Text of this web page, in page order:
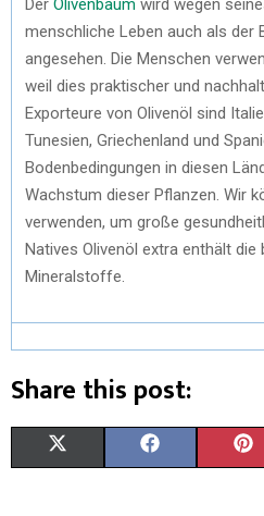
menschliche Leben auch als der
angesehen. Die Menschen
weil dies praktischer und
Exporteure von Olivenöl sind
Tunesien, Griechenland und
Bodenbedingungen in diesen
Wachstum dieser Pflanzen. Wir
verwenden, um große
Natives Olivenöl extra enthält die
Mineralstoffe.
Share this post: